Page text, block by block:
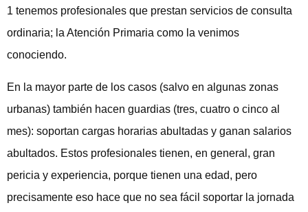
1 tenemos profesionales que prestan servicios de consulta
ordinaria; la Atención Primaria como la venimos
conociendo.
En la mayor parte de los casos (salvo en algunas zonas
urbanas) también hacen guardias (tres, cuatro o cinco al
mes): soportan cargas horarias abultadas y ganan salarios
abultados. Estos profesionales tienen, en general, gran
pericia y experiencia, porque tienen una edad, pero
precisamente eso hace que no sea fácil soportar la jornada